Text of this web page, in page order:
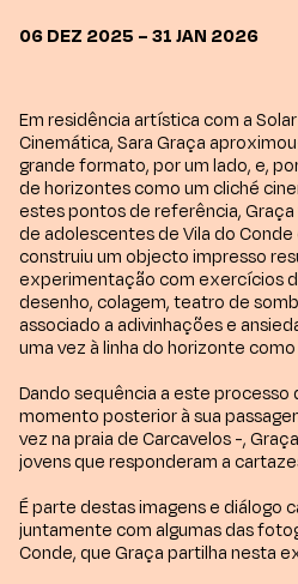
06 DEZ 2025 – 31 JAN 2026
Em residência artística com a
Cinemática, Sara Graça
grande formato, por um lado, e,
de horizontes como um cliché
estes pontos de referência,
de adolescentes de Vila do
construiu um objecto impresso
experimentação com exercícios
desenho, colagem, teatro de
associado a adivinhações e
uma vez à linha do horizonte
Dando sequência a este processo
momento posterior à sua
vez na praia de Carcavelos -,
jovens que responderam a
É parte destas imagens e diálogo
juntamente com algumas das
Conde, que Graça partilha nesta